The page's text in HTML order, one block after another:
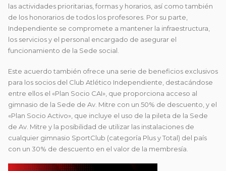
las actividades prioritarias, formas y horarios, así como también
de los honorarios de todos los profesores. Por su parte,
Independiente se compromete a mantener la infraestructura,
los servicios y el personal encargado de asegurar el
funcionamiento de la Sede social.
Este acuerdo también ofrece una serie de beneficios exclusivos
para los socios del Club Atlético Independiente, destacándose
entre ellos el «Plan Socio CAI», que proporciona acceso al
gimnasio de la Sede de Av. Mitre con un 50% de descuento, y el
«Plan Socio Activo», que incluye el uso de la pileta de la Sede
de Av. Mitre y la posibilidad de utilizar las instalaciones de
cualquier gimnasio SportClub (categoría Plus y Total) del país
con un 30% de descuento en el valor de la membresía.